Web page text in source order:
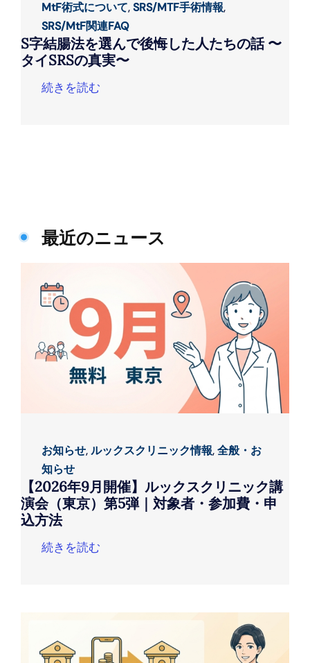
MtF術式について,SRS/MTF手術情報,
SRS/MtF関連FAQ
S字結腸法を選んで後悔した人たちの話 〜
タイSRSの真実〜
続きを読む
最近のニュース
お知らせ,ルックスクリニック情報,全般・お
知らせ
【2026年9月開催】ルックスクリニック講
演会（東京）第5弾｜対象者・参加費・申
込方法
続きを読む